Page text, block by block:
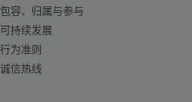
包容、归属与参与
可持续发展
行为准则
诚信热线